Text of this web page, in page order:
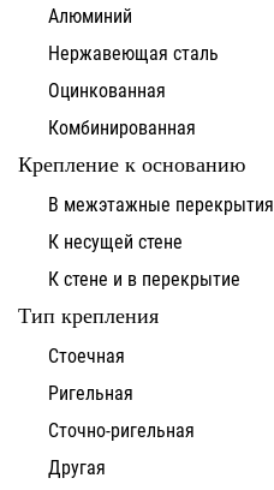
Алюминий
Нержавеющая сталь
Оцинкованная
Комбинированная
Крепление к основанию
В межэтажные перекрытия
К несущей стене
К стене и в перекрытие
Тип крепления
Стоечная
Ригельная
Сточно-ригельная
Другая